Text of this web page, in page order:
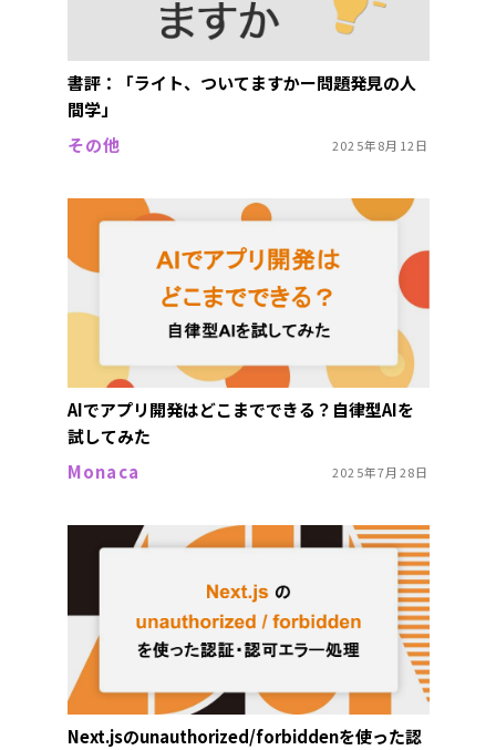
書評：「ライト、ついてますかー問題発見の人
間学」
その他
2025年8月12日
AIでアプリ開発はどこまでできる？自律型AIを
試してみた
Monaca
2025年7月28日
Next.jsのunauthorized/forbiddenを使った認